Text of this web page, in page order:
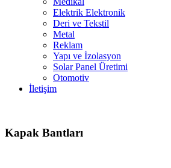
Elektrik Elektronik
Deri ve Tekstil
Metal
Reklam
Yapı ve İzolasyon
Solar Panel Üretimi
Otomotiv
İletişim
Kapak Bantları